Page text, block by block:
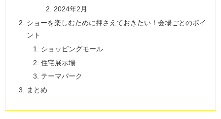
2024年2月
ショーを楽しむために押さえておきたい！会場ごとのポイ
ント
ショッピングモール
住宅展示場
テーマパーク
まとめ